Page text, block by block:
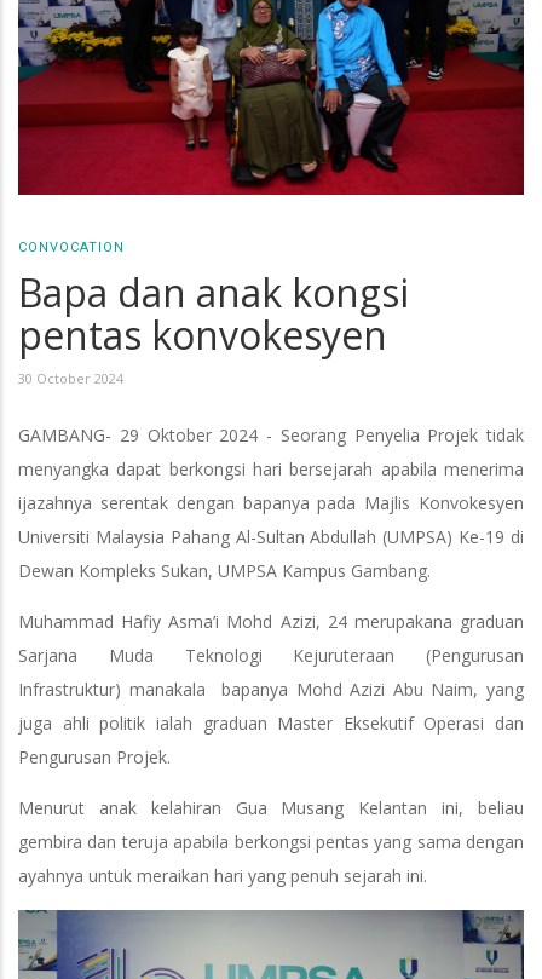
CONVOCATION
Bapa dan anak kongsi
pentas konvokesyen
30 October 2024
GAMBANG- 29 Oktober 2024 - Seorang Penyelia Projek tidak
menyangka dapat berkongsi hari bersejarah apabila menerima
ijazahnya serentak dengan bapanya pada Majlis Konvokesyen
Universiti Malaysia Pahang Al-Sultan Abdullah (UMPSA) Ke-19 di
Dewan Kompleks Sukan, UMPSA Kampus Gambang.
Muhammad Hafiy Asma’i Mohd Azizi, 24 merupakana graduan
Sarjana Muda Teknologi Kejuruteraan (Pengurusan
Infrastruktur) manakala bapanya Mohd Azizi Abu Naim, yang
juga ahli politik ialah graduan Master Eksekutif Operasi dan
Pengurusan Projek.
Menurut anak kelahiran Gua Musang Kelantan ini, beliau
gembira dan teruja apabila berkongsi pentas yang sama dengan
ayahnya untuk meraikan hari yang penuh sejarah ini.